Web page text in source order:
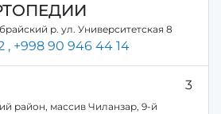
р. ул. Университетская 8
, +998 90 946 44 14
3
район, массив Чиланзар, 9-й